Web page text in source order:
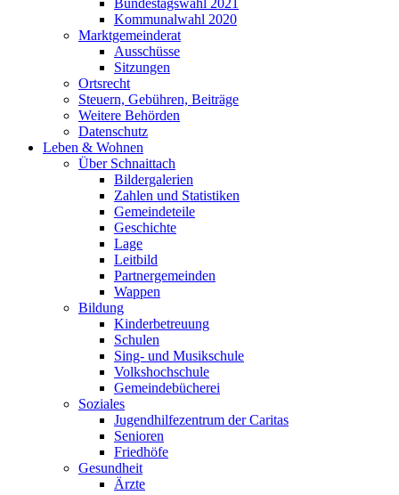
Bundestagswahl 2021
Kommunalwahl 2020
Marktgemeinderat
Ausschüsse
Sitzungen
Ortsrecht
Steuern, Gebühren, Beiträge
Weitere Behörden
Datenschutz
Leben & Wohnen
Über Schnaittach
Bildergalerien
Zahlen und Statistiken
Gemeindeteile
Geschichte
Lage
Leitbild
Partnergemeinden
Wappen
Bildung
Kinderbetreuung
Schulen
Sing- und Musikschule
Volkshochschule
Gemeindebücherei
Soziales
Jugendhilfezentrum der Caritas
Senioren
Friedhöfe
Gesundheit
Ärzte